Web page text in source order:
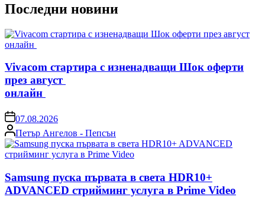
Последни новини
Vivacom стартира с изненадващи Шок оферти
през август
онлайн
on07.08.2026
Posted
by
Петър Ангелов - Пепсън
Samsung пуска първата в света HDR10+
ADVANCED стрийминг услуга в Prime Video